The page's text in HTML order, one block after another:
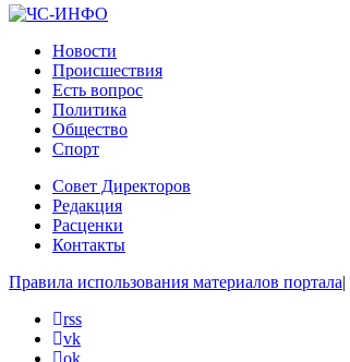
Новости
Происшествия
Есть вопрос
Политика
Общество
Спорт
Совет Директоров
Редакция
Расценки
Контакты
Правила использования материалов портала|
rss
vk